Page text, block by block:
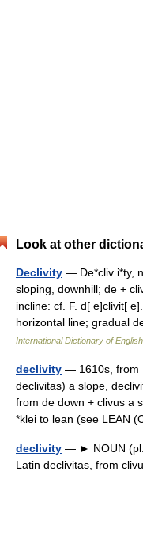
Look at other
Declivity — De*cliv i*ty,
sloping, downhill; de +
incline: cf. F. d[ e]clivit[
horizontal line; gradual
International Dictionary of English
declivity — 1610s, from
declivitas) a slope,
from de down + clivus a
*klei to lean (see LEAN
declivity — ► NOUN (pl.
Latin declivitas, from